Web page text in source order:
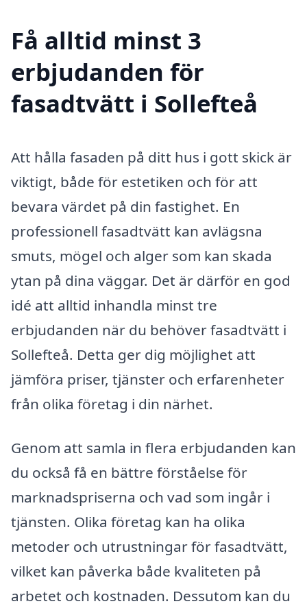
Få alltid minst 3
erbjudanden för
fasadtvätt i Sollefteå
Att hålla fasaden på ditt hus i gott skick är
viktigt, både för estetiken och för att
bevara värdet på din fastighet. En
professionell fasadtvätt kan avlägsna
smuts, mögel och alger som kan skada
ytan på dina väggar. Det är därför en god
idé att alltid inhandla minst tre
erbjudanden när du behöver fasadtvätt i
Sollefteå. Detta ger dig möjlighet att
jämföra priser, tjänster och erfarenheter
från olika företag i din närhet.
Genom att samla in flera erbjudanden kan
du också få en bättre förståelse för
marknadspriserna och vad som ingår i
tjänsten. Olika företag kan ha olika
metoder och utrustningar för fasadtvätt,
vilket kan påverka både kvaliteten på
arbetet och kostnaden. Dessutom kan du